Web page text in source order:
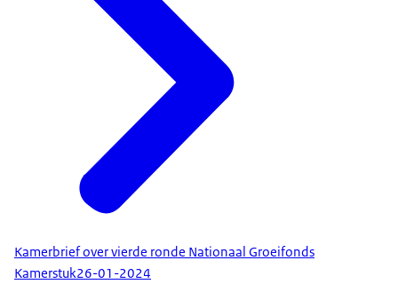
Kamerbrief over vierde ronde Nationaal Groeifonds
Kamerstuk26-01-2024